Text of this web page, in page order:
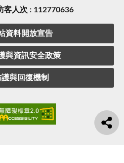
客人次 : 112770636
資料開放宣告
與資訊安全政策
與回復機制